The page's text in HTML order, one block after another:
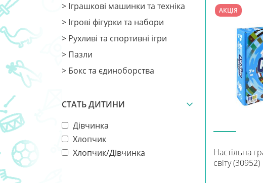
> Іграшкові машинки та техніка
> Ігрові фігурки та набори
> Рухливі та спортивні ігри
> Пазли
> Бокс та єдиноборства
СТАТЬ ДИТИНИ
Дівчинка
Хлопчик
Хлопчик/Дівчинка
АКЦІЯ
Настільна
світу (30952)